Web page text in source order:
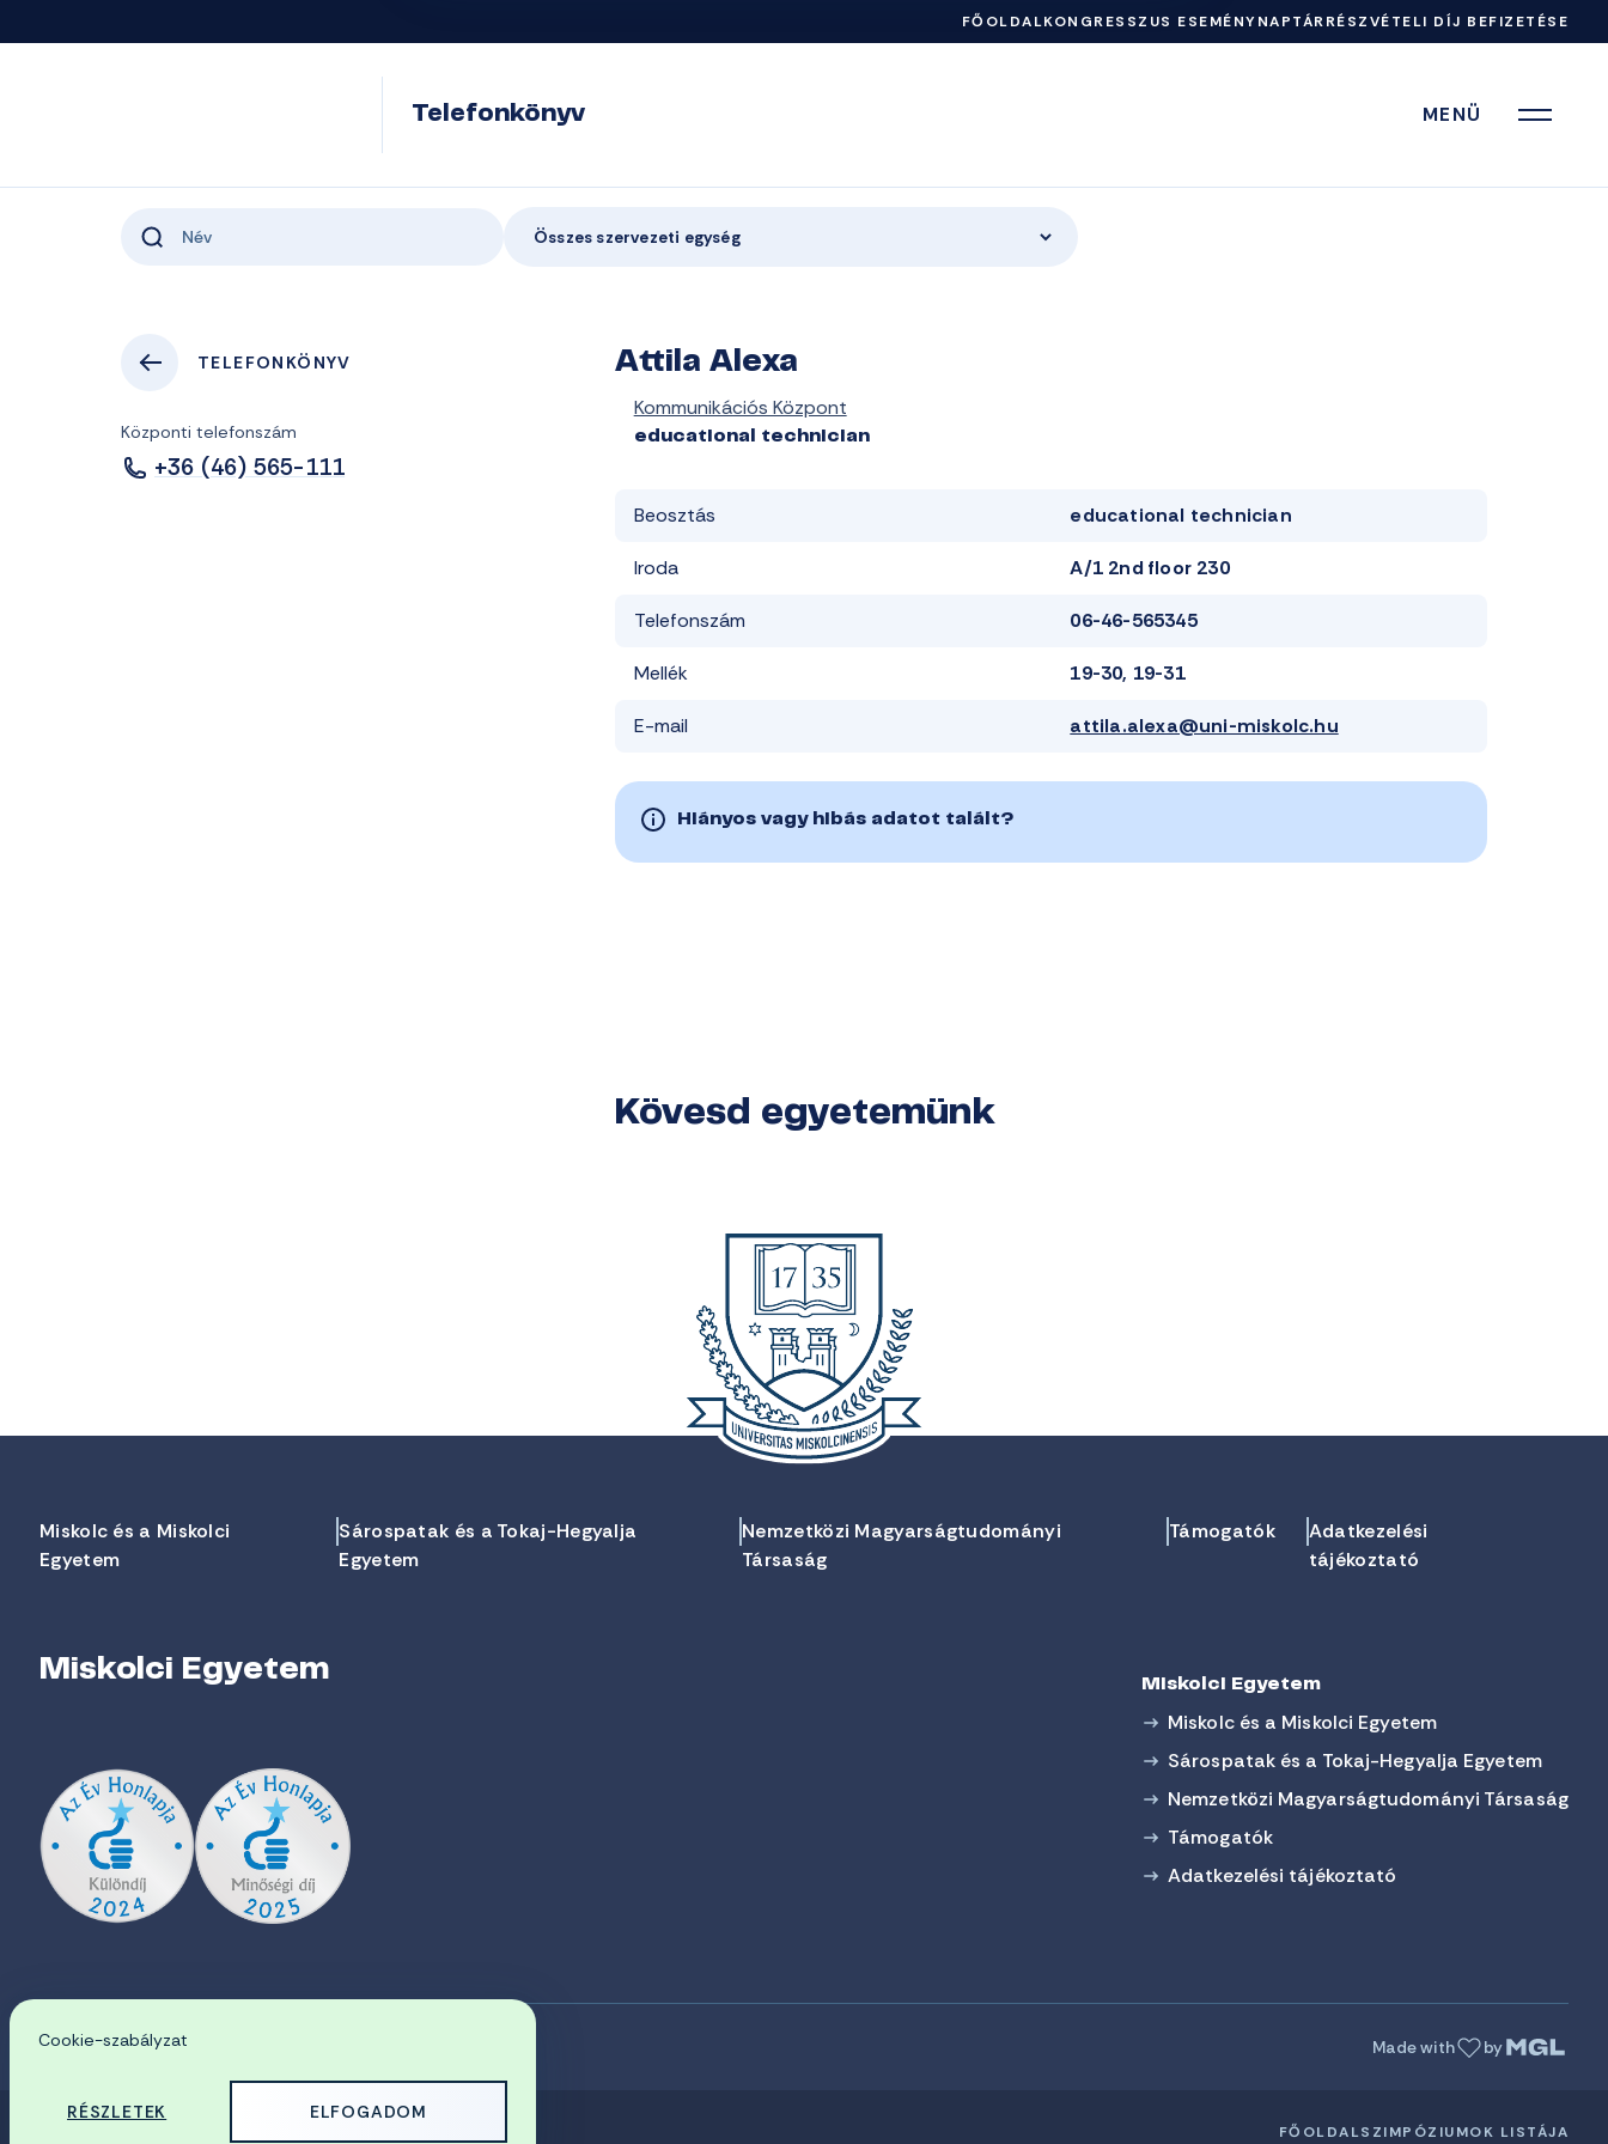
FŐOLDALKONGRESSZUS ESEMÉNYNAPTÁRRÉSZVÉTELI DÍJ BEFIZETÉSE
Telefonkönyv MENÜ
Összes szervezeti egység
TELEFONKÖNYV
Központi telefonszám
+36 (46) 565-111
Attila Alexa
Kommunikációs Központ
educational technician
Beosztás educational technician
Iroda A/1 2nd floor 230
Telefonszám 06-46-565345
Mellék 19-30, 19-31
E-mail attila.alexa@uni-miskolc.hu
Hiányos vagy hibás adatot talált?
Kövesd egyetemünk
Miskolc és a Miskolci
Egyetem
Sárospatak és a Tokaj-Hegyalja
Egyetem
Nemzetközi Magyarságtudományi
Társaság
Támogatók
Adatkezelési
tájékoztató
Miskolci Egyetem Miskolci Egyetem
Miskolc és a Miskolci Egyetem
Sárospatak és a Tokaj-Hegyalja Egyetem
Nemzetközi Magyarságtudományi Társaság
Támogatók
Adatkezelési tájékoztató
EN Made with by
FŐOLDALSZIMPÓZIUMOK LISTÁJA
Cookie-szabályzat
RÉSZLETEK ELFOGADOM